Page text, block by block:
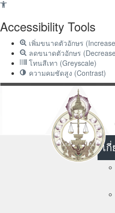
Accessibility Tools
เพิ่มขนาดตัวอักษร
ลดขนาดตัวอักษร
โทนสีเทา (Greyscale)
ความคมชัดสูง (Contrast)
หน้าแรก เ